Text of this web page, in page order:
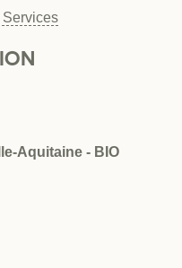
Aquitaine - BIO